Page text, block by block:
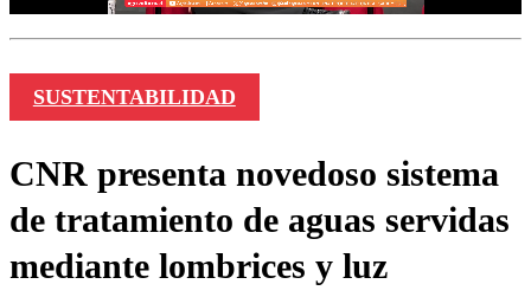
SUSTENTABILIDAD
CNR presenta novedoso sistema
de tratamiento de aguas servidas
mediante lombrices y luz